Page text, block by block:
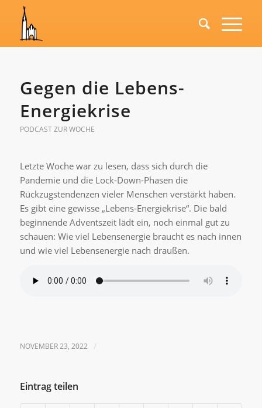
Gegen die Lebens-
Energiekrise
PODCAST ZUR WOCHE
Letzte Woche war zu lesen, dass sich durch die
Pandemie und die Lock-Down-Phasen die
Rückzugstendenzen vieler Menschen verstärkt haben.
Es gibt eine gewisse „Lebens-Energiekrise“. Die bald
beginnende Adventszeit lädt ein, noch einmal gut zu
schauen: Wie viel Lebensenergie braucht es nach innen
und wie viel Lebensenergie nach draußen.
NOVEMBER 23, 2022 /
Eintrag teilen